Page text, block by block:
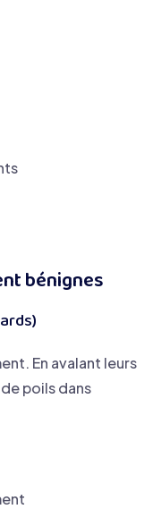
bénignes
En avalant leurs
poils dans